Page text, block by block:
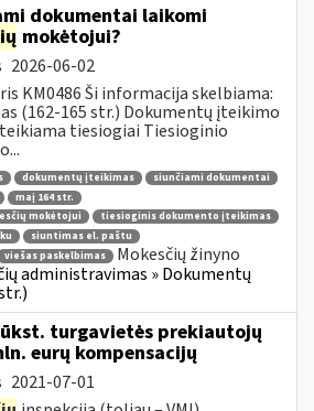
dokumentai laikomi
mokėtojui?
2026-06-02
KM0486 Ši informacija skelbiama:
(162-165 str.) Dokumentų įteikimo
tiesiogiai Tiesioginio
dokumentų įteikimas
siunčiami dokumentai
maį 164 str.
mokėtojui
tiesioginis dokumento įteikimas
siuntimas el. paštu
viešas paskelbimas
Mokesčių žinyno
administravimas » Dokumentų
turgavietės prekiautojų
eurų kompensacijų
2021-07-01